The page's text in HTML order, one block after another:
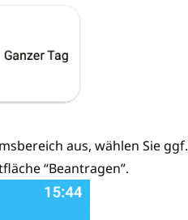
aus, wählen Sie ggf.
“Beantragen”.